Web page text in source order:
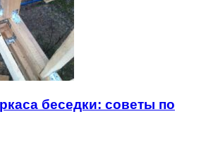
беседки: советы по